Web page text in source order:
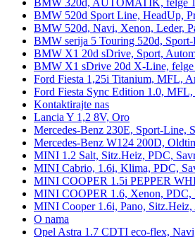
BMW 520d Sport Line, HeadUp,
BMW 520d, Navi, Xenon, Leder,
BMW serija 5 Touring 520d,
BMW X1 20d sDrive, Sport,
BMW X1 sDrive 20d X-Line, felge
Ford Fiesta 1,25i Titanium, MFL,
Ford Fiesta Sync Edition 1.0,
Kontaktirajte nas
Lancia Y 1,2 8V, Oro
Mercedes-Benz 230E, Sport-Line,
Mercedes-Benz W124 200D,
MINI 1.2 Salt, Sitz.Heiz, PDC,
MINI Cabrio, 1.6i, Klima, PDC,
MINI COOPER 1.5i PEPPER
MINI COOPER 1.6, Xenon, PDC,
MINI Cooper 1.6i, Pano,
O nama
Opel Astra 1.7 CDTI eco-flex,